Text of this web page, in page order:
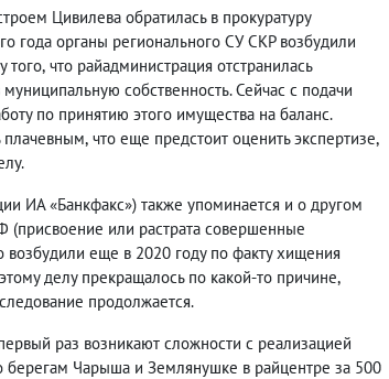
Цивилева обратилась в прокуратуру
года органы регионального СУ СКР возбудили
того, что райадминистрация отстранилась
собственность. Сейчас с подачи
по принятию этого имущества на баланс.
, что еще предстоит оценить экспертизе,
ИА «Банкфакс») также упоминается и о другом
(присвоение или растрата совершенные
возбудили еще в 2020 году по факту хищения
делу прекращалось по какой-то причине,
продолжается.
раз возникают сложности с реализацией
берегам Чарыша и Землянушке в райцентре за 500